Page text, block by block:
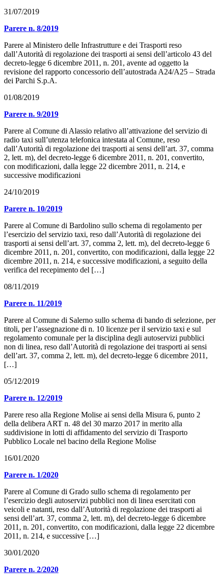
31/07/2019
Parere n. 8/2019
Parere al Ministero delle Infrastrutture e dei Trasporti reso
dall’Autorità di regolazione dei trasporti ai sensi dell’articolo 43 del
decreto-legge 6 dicembre 2011, n. 201, avente ad oggetto la
revisione del rapporto concessorio dell’autostrada A24/A25 – Strada
dei Parchi S.p.A.
01/08/2019
Parere n. 9/2019
Parere al Comune di Alassio relativo all’attivazione del servizio di
radio taxi sull’utenza telefonica intestata al Comune, reso
dall’Autorità di regolazione dei trasporti ai sensi dell’art. 37, comma
2, lett. m), del decreto-legge 6 dicembre 2011, n. 201, convertito,
con modificazioni, dalla legge 22 dicembre 2011, n. 214, e
successive modificazioni
24/10/2019
Parere n. 10/2019
Parere al Comune di Bardolino sullo schema di regolamento per
l’esercizio del servizio taxi, reso dall’Autorità di regolazione dei
trasporti ai sensi dell’art. 37, comma 2, lett. m), del decreto-legge 6
dicembre 2011, n. 201, convertito, con modificazioni, dalla legge 22
dicembre 2011, n. 214, e successive modificazioni, a seguito della
verifica del recepimento del […]
08/11/2019
Parere n. 11/2019
Parere al Comune di Salerno sullo schema di bando di selezione, per
titoli, per l’assegnazione di n. 10 licenze per il servizio taxi e sul
regolamento comunale per la disciplina degli autoservizi pubblici
non di linea, reso dall’Autorità di regolazione dei trasporti ai sensi
dell’art. 37, comma 2, lett. m), del decreto-legge 6 dicembre 2011,
[…]
05/12/2019
Parere n. 12/2019
Parere reso alla Regione Molise ai sensi della Misura 6, punto 2
della delibera ART n. 48 del 30 marzo 2017 in merito alla
suddivisione in lotti di affidamento del servizio di Trasporto
Pubblico Locale nel bacino della Regione Molise
16/01/2020
Parere n. 1/2020
Parere al Comune di Grado sullo schema di regolamento per
l’esercizio degli autoservizi pubblici non di linea esercitati con
veicoli e natanti, reso dall’Autorità di regolazione dei trasporti ai
sensi dell’art. 37, comma 2, lett. m), del decreto-legge 6 dicembre
2011, n. 201, convertito, con modificazioni, dalla legge 22 dicembre
2011, n. 214, e successive […]
30/01/2020
Parere n. 2/2020